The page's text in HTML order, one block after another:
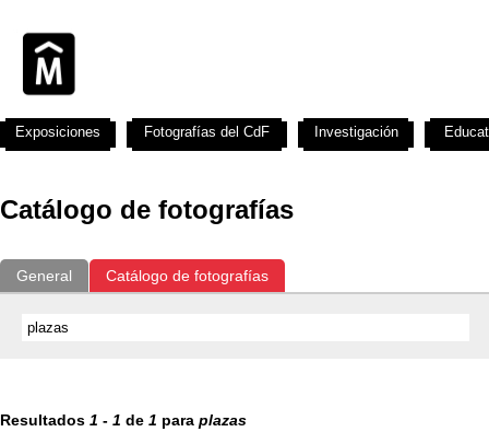
Catálogo de fotografías
General Catálogo de fotografías
Resultados 1 - 1 de 1 para plazas
Exposiciones Fotografías del CdF Investigación